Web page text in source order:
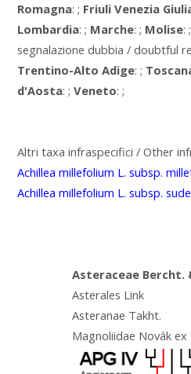
Romagna: ; Friuli Venezia
Lombardia: ; Marche: ; Molise: ;
segnalazione dubbia / doubtful
Trentino-Alto Adige: ;
d'Aosta: ;Veneto: ;
Altri taxa infraspecifici / Other
Achillea millefolium L. subsp.
Achillea millefolium L. subsp.
Asteraceae Bercht.
Asterales Link
Asteranae Takht.
Magnoliidae Novák ex